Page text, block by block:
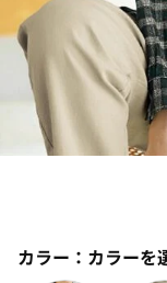
カラー： カラーを